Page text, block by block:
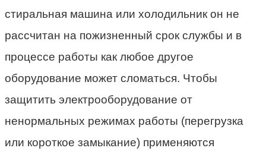
стиральная машина или холодильник он не
рассчитан на пожизненный срок службы и в
процессе работы как любое другое
оборудование может сломаться. Чтобы
защитить электрооборудование от
ненормальных режимах работы (перегрузка
или короткое замыкание) применяются